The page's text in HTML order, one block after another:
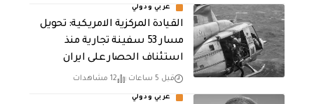
عربي ودولي
القيادة المركزية الامريكية: تحويل
مسار 53 سفينة تجارية منذ
استئناف الحصار على ايران
قبل 5 ساعات 12 مشاهدات
عربي ودولي